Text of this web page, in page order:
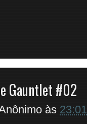
Gauntlet #02
às 23:01